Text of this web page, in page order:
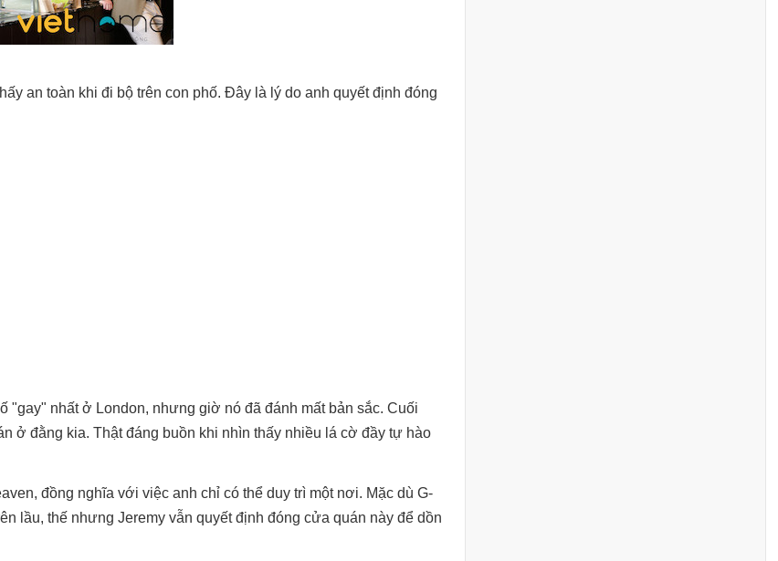
an toàn khi đi bộ trên con phố. Đây là lý do anh quyết định đóng
"gay" nhất ở London, nhưng giờ nó đã đánh mất bản sắc. Cuối
ở đằng kia. Thật đáng buồn khi nhìn thấy nhiều lá cờ đầy tự hào
đồng nghĩa với việc anh chỉ có thể duy trì một nơi. Mặc dù G-
lầu, thế nhưng Jeremy vẫn quyết định đóng cửa quán này để dồn